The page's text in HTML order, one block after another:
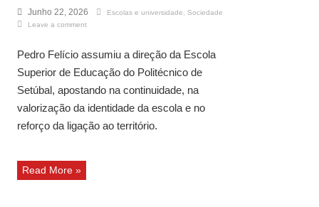
Junho 22, 2026 Escolas e universidade
Sociedade
Leave a comment
Pedro Felício assumiu a direção da Escola
Superior de Educação do Politécnico de
Setúbal, apostando na continuidade, na
valorização da identidade da escola e no
reforço da ligação ao território.
Read More »